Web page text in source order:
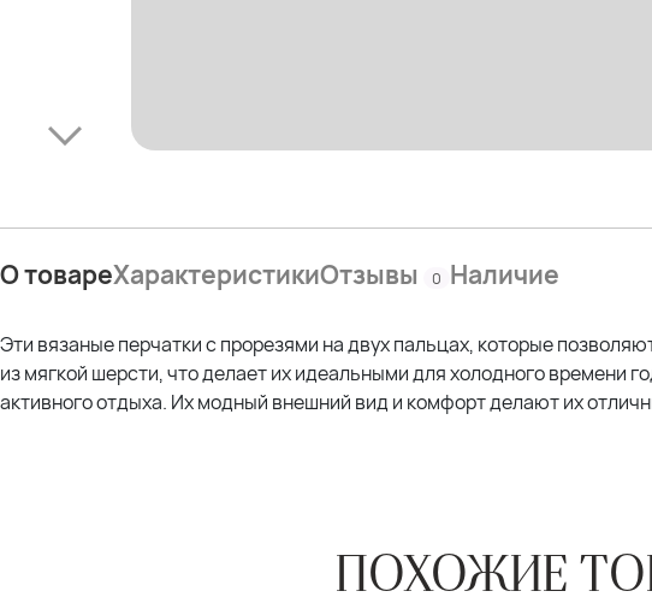
О товареХарактеристикиОтзывы 0 Наличие
Эти вязаные перчатки с прорезями на двух пальцах, которые
из мягкой шерсти, что делает их идеальными для холодного времени
активного отдыха. Их модный внешний вид и комфорт делают их
ПОХОЖИЕ